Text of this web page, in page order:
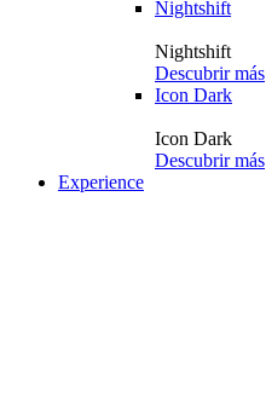
Nightshift
Nightshift
Descubrir más
Icon Dark
Icon Dark
Descubrir más
Experience